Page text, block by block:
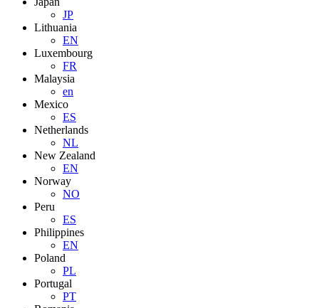
JP
Lithuania
EN
Luxembourg
FR
Malaysia
en
Mexico
ES
Netherlands
NL
New Zealand
EN
Norway
NO
Peru
ES
Philippines
EN
Poland
PL
Portugal
PT